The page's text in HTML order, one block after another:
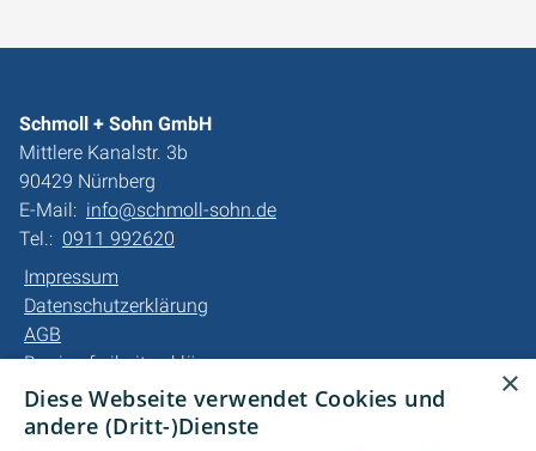
Schmoll + Sohn GmbH
Mittlere Kanalstr. 3b
90429 Nürnberg
E-Mail: info@schmoll-sohn.de
Tel.: 0911 992620
Impressum
Datenschutzerklärung
AGB
Barrierefreiheitserklärung
Unsere Bereiche
×
Diese Webseite verwendet Cookies und
andere (Dritt-)Dienste